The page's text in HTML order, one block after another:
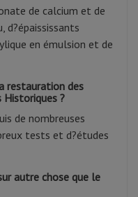
de calcium et de
d?épaississants
en émulsion et de
restauration des
?
de nombreuses
tests et d?études
autre chose que le